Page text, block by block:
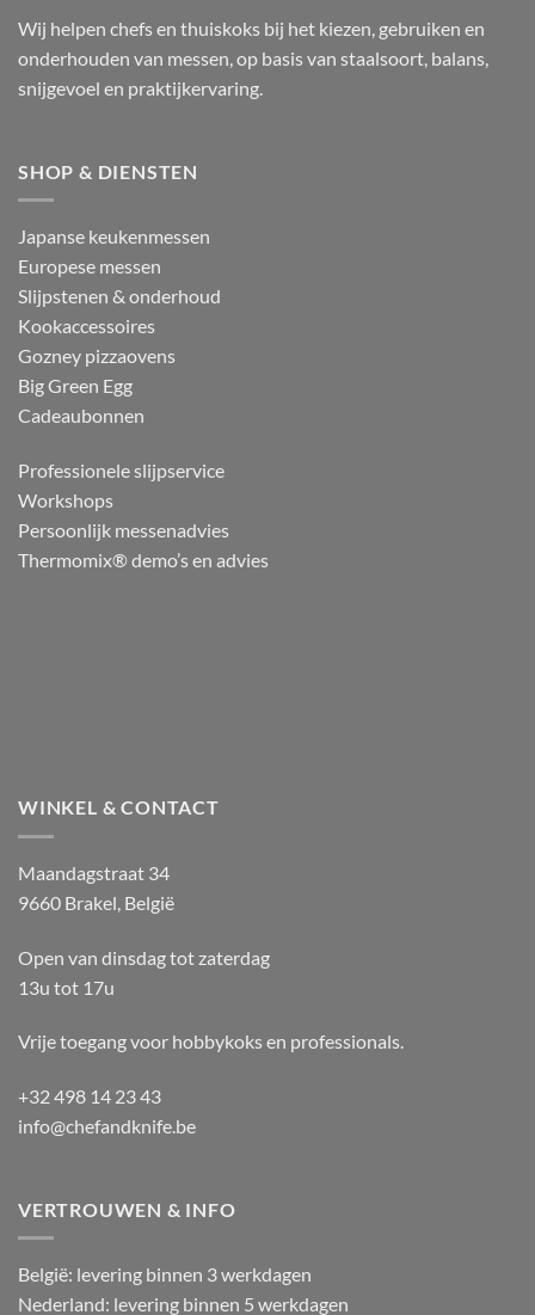
Wij helpen chefs en thuiskoks bij het kiezen, gebruiken en
onderhouden van messen, op basis van staalsoort, balans,
snijgevoel en praktijkervaring.
SHOP & DIENSTEN
Japanse keukenmessen
Europese messen
Slijpstenen & onderhoud
Kookaccessoires
Gozney pizzaovens
Big Green Egg
Cadeaubonnen
Professionele slijpservice
Workshops
Persoonlijk messenadvies
Thermomix® demo’s en advies
WINKEL & CONTACT
Maandagstraat 34
9660 Brakel, België
Open van dinsdag tot zaterdag
13u tot 17u
Vrije toegang voor hobbykoks en professionals.
+32 498 14 23 43
info@chefandknife.be
VERTROUWEN & INFO
België: levering binnen 3 werkdagen
Nederland: levering binnen 5 werkdagen